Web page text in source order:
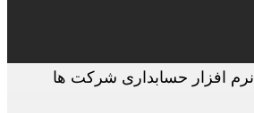
نرم افزار حسابداری شرکت ها